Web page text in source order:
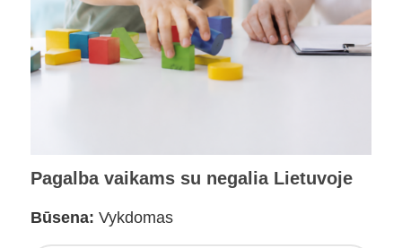
Pagalba vaikams su negalia Lietuvoje
Būsena: Vykdomas